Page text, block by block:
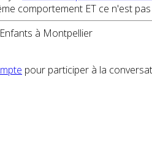
comportement ET ce n'est
à Montpellier
pour participer à la